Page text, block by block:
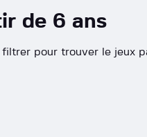
de 6 ans
pour trouver le jeux